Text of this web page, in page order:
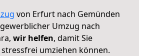
von Erfurt nach Gemünden
Umzug nach
wir helfen, damit Sie
umziehen können.